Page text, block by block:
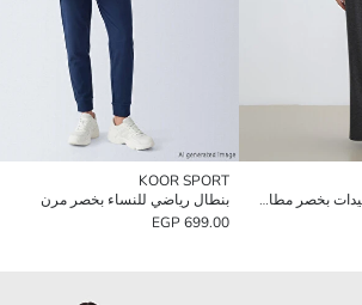
بنطلونات رياضية واسعة للسيدات بخصر مطاطي
KOOR SPORT
بنطال رياضي للنساء بخصر مرن
699.00 EGP